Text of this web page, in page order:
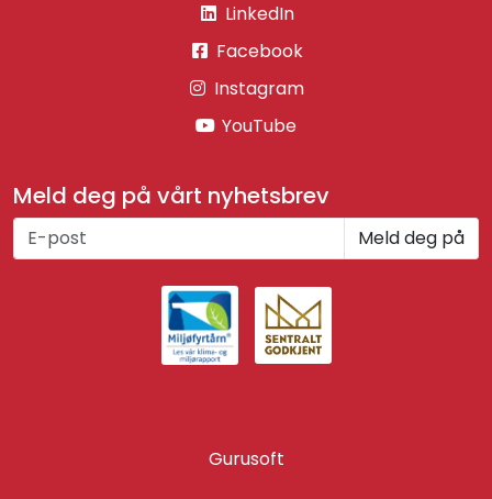
Meld deg på vårt nyhetsbrev
Meld deg på
LinkedIn
Facebook
Instagram
YouTube
Gurusoft